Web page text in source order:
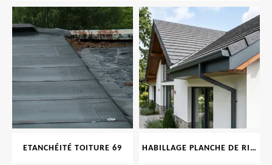
ETANCHÉITÉ TOITURE 69 HABILLAGE PLANCHE DE RIVE 69